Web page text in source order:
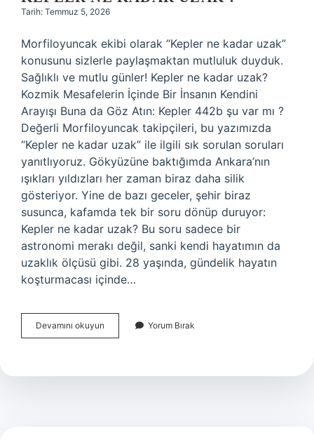
Tarih: Temmuz 5, 2026
Morfiloyuncak ekibi olarak “Kepler ne kadar uzak”
konusunu sizlerle paylaşmaktan mutluluk duyduk.
Sağlıklı ve mutlu günler! Kepler ne kadar uzak?
Kozmik Mesafelerin İçinde Bir İnsanın Kendini
Arayışı Buna da Göz Atın: Kepler 442b şu var mı ?
Değerli Morfiloyuncak takipçileri, bu yazımızda
“Kepler ne kadar uzak” ile ilgili sık sorulan soruları
yanıtlıyoruz. Gökyüzüne baktığımda Ankara’nın
ışıkları yıldızları her zaman biraz daha silik
gösteriyor. Yine de bazı geceler, şehir biraz
susunca, kafamda tek bir soru dönüp duruyor:
Kepler ne kadar uzak? Bu soru sadece bir
astronomi merakı değil, sanki kendi hayatımın da
uzaklık ölçüsü gibi. 28 yaşında, gündelik hayatın
koşturmacası içinde…
Devamını okuyun
ne
?
Yorum Bırak